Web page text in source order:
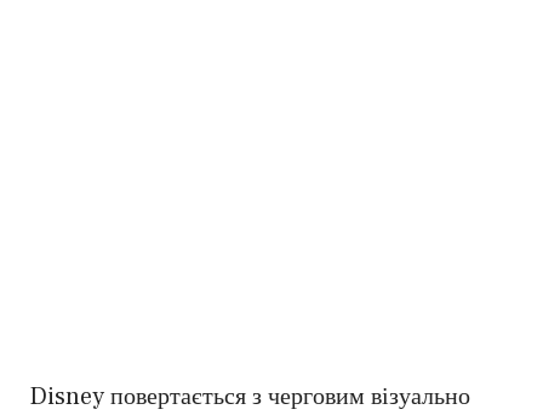
Disney повертається з черговим візуально